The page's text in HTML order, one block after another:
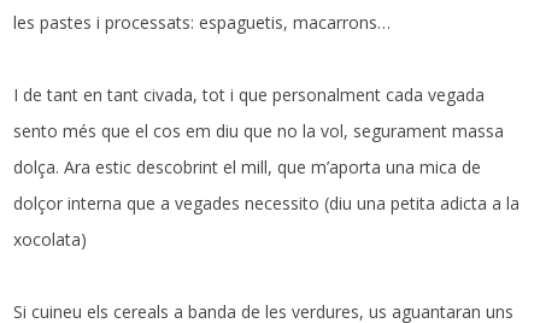
les pastes i processats: espaguetis, macarrons…
I de tant en tant civada, tot i que personalment cada vegada
sento més que el cos em diu que no la vol, segurament massa
dolça. Ara estic descobrint el mill, que m’aporta una mica de
dolçor interna que a vegades necessito (diu una petita adicta a la
xocolata)
Si cuineu els cereals a banda de les verdures, us aguantaran uns